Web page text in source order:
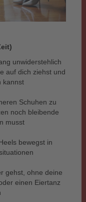
unwiderstehlich
auf dich ziehst und
kannst
Schuhen zu
noch bleibende
musst
bewegst in
gehst, ohne deine
einen Eiertanz